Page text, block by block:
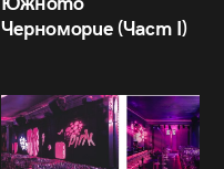
Черноморие (Част I)